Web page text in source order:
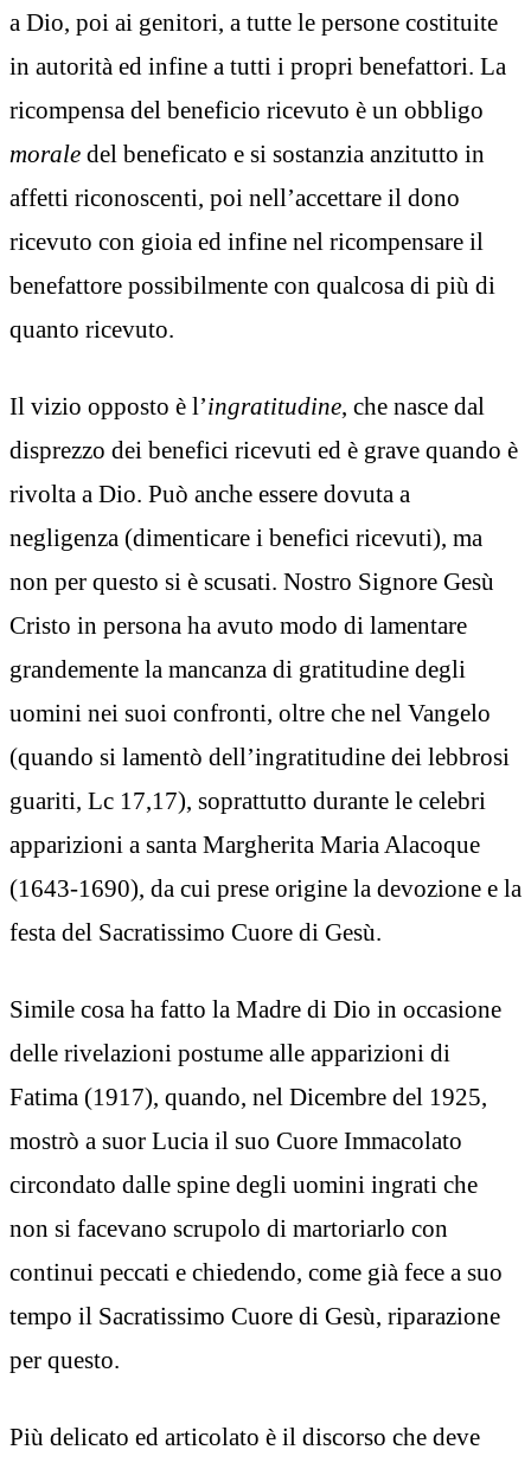
a Dio, poi ai genitori, a tutte le persone costituite
in autorità ed infine a tutti i propri benefattori. La
ricompensa del beneficio ricevuto è un obbligo
morale del beneficato e si sostanzia anzitutto in
affetti riconoscenti, poi nell’accettare il dono
ricevuto con gioia ed infine nel ricompensare il
benefattore possibilmente con qualcosa di più di
quanto ricevuto.
Il vizio opposto è l’ingratitudine, che nasce dal
disprezzo dei benefici ricevuti ed è grave quando è
rivolta a Dio. Può anche essere dovuta a
negligenza (dimenticare i benefici ricevuti), ma
non per questo si è scusati. Nostro Signore Gesù
Cristo in persona ha avuto modo di lamentare
grandemente la mancanza di gratitudine degli
uomini nei suoi confronti, oltre che nel Vangelo
(quando si lamentò dell’ingratitudine dei lebbrosi
guariti, Lc 17,17), soprattutto durante le celebri
apparizioni a santa Margherita Maria Alacoque
(1643-1690), da cui prese origine la devozione e la
festa del Sacratissimo Cuore di Gesù.
Simile cosa ha fatto la Madre di Dio in occasione
delle rivelazioni postume alle apparizioni di
Fatima (1917), quando, nel Dicembre del 1925,
mostrò a suor Lucia il suo Cuore Immacolato
circondato dalle spine degli uomini ingrati che
non si facevano scrupolo di martoriarlo con
continui peccati e chiedendo, come già fece a suo
tempo il Sacratissimo Cuore di Gesù, riparazione
per questo.
Più delicato ed articolato è il discorso che deve